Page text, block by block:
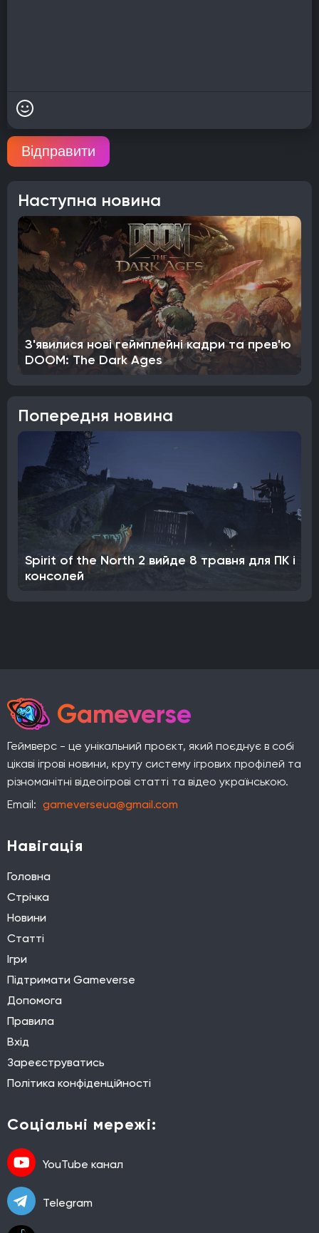
Відправити
Наступна новина
З'явилися нові геймплейні кадри та прев'ю
DOOM: The Dark Ages
Попередня новина
Spirit of the North 2 вийде 8 травня для ПК і
консолей
Gameverse
Геймверс - це унікальний проєкт, який поєднує в собі
цікаві ігрові новини, круту систему ігрових профілей та
різноманітні відеоігрові статті та відео українською.
Email: gameverseua@gmail.com
Навігація
Головна
Стрічка
Новини
Статті
Ігри
Підтримати Gameverse
Допомога
Правила
Вхід
Зареєструватись
Політика конфіденційності
Соціальні мережі:
YouTube канал
Telegram